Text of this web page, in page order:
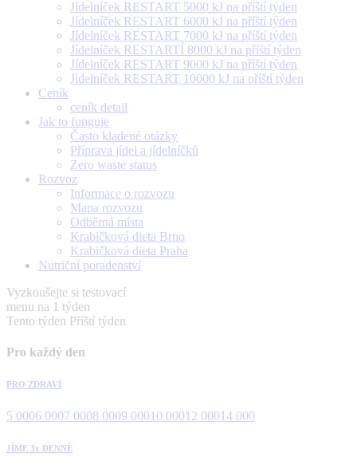
Jídelníček RESTART 5000 kJ na příští týden
Jídelníček RESTART 6000 kJ na příští týden
Jídelníček RESTART 7000 kJ na příští týden
Jídelníček RESTARTÍ 8000 kJ na příští týden
Jídelníček RESTART 9000 kJ na příští týden
Jídelníček RESTART 10000 kJ na příští týden
Ceník
ceník detail
Jak to funguje
Často kladené otázky
Příprava jídel a jídelníčků
Zero waste status
Rozvoz
Informace o rozvozu
Mapa rozvozu
Odběrná místa
Krabičková dieta Brno
Krabičková dieta Praha
Nutriční poradenství
Vyzkoušejte si testovací
menu na 1 týden
Tento týden Příští týden
Pro každý den
PRO ZDRAVÍ
5 0006 0007 0008 0009 00010 00012 00014 000
JÍME 3x DENNĚ